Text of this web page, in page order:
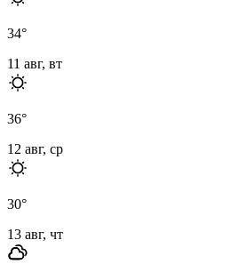
34°
11 авг, вт
36°
12 авг, ср
30°
13 авг, чт